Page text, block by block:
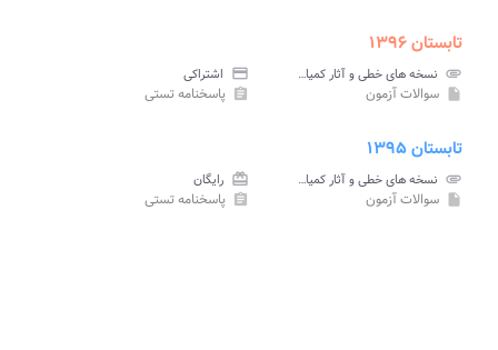
تابستان ۱۳۹۶
attachment نسخه های خطی و آثار کمیاب پیام نور credit_card اشتراکی
insert_drive_file سوالات آزمون assignment پاسخنامه تستی
تابستان ۱۳۹۵
attachment نسخه های خطی و آثار کمیاب پیام نور card_giftcard رایگان
insert_drive_file سوالات آزمون assignment پاسخنامه تستی